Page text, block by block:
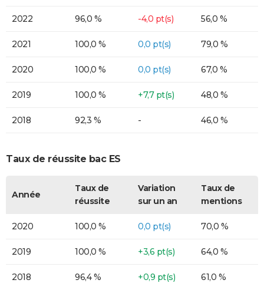
2022 96,0 % -4,0 pt(s) 56,0 %
2021 100,0 % 0,0 pt(s) 79,0 %
2020 100,0 % 0,0 pt(s) 67,0 %
2019 100,0 % +7,7 pt(s) 48,0 %
2018 92,3 % - 46,0 %
Taux de réussite bac ES
Année
Taux de
réussite
Variation
sur un an
Taux de
mentions
2020 100,0 % 0,0 pt(s) 70,0 %
2019 100,0 % +3,6 pt(s) 64,0 %
2018 96,4 % +0,9 pt(s) 61,0 %